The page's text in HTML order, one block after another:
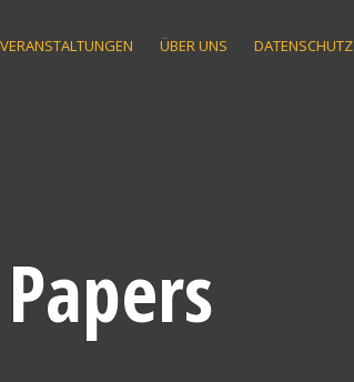
VERANSTALTUNGEN ÜBER UNS DATENSCHUTZ